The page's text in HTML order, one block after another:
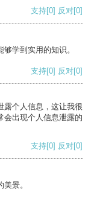
支持[0] 反对[0]
学到实用的知识。
支持[0] 反对[0]
露个人信息，这让我很
会出现个人信息泄露的
支持[0] 反对[0]
景。